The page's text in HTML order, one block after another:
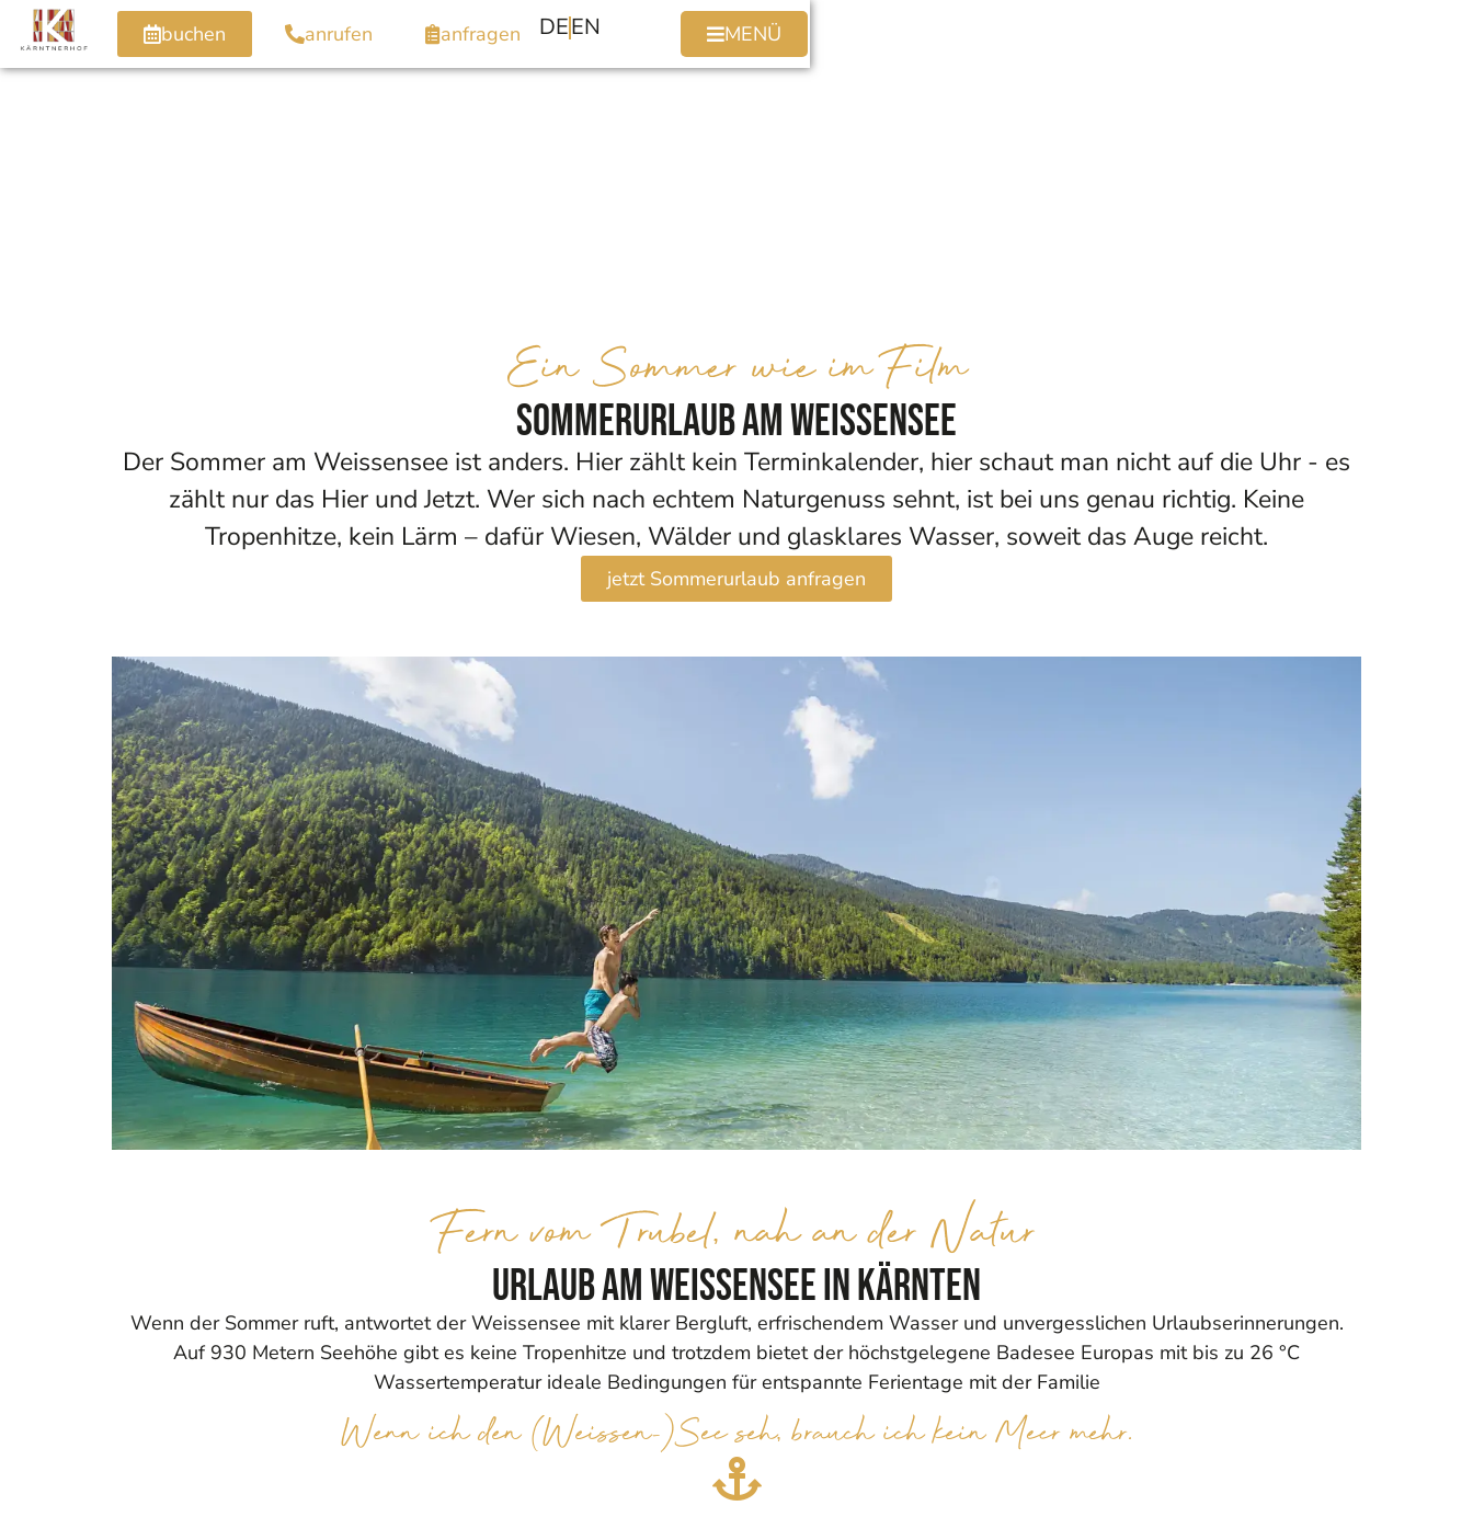
buchen anrufen anfragen DEEN MENÜ
Ein Sommer wie im Film
Sommerurlaub am Weissensee
Der Sommer am Weissensee ist anders. Hier zählt kein Terminkalender, hier schaut man nicht auf die Uhr - es
zählt nur das Hier und Jetzt. Wer sich nach echtem Naturgenuss sehnt, ist bei uns genau richtig. Keine
Tropenhitze, kein Lärm – dafür Wiesen, Wälder und glasklares Wasser, soweit das Auge reicht.
jetzt Sommerurlaub anfragen
Fern vom Trubel, nah an der Natur
Urlaub am Weissensee in Kärnten
Wenn der Sommer ruft, antwortet der Weissensee mit klarer Bergluft, erfrischendem Wasser und unvergesslichen Urlaubserinnerungen.
Auf 930 Metern Seehöhe gibt es keine Tropenhitze und trotzdem bietet der höchstgelegene Badesee Europas mit bis zu 26 °C
Wassertemperatur ideale Bedingungen für entspannte Ferientage mit der Familie
Wenn ich den (Weissen-)See seh, brauch ich kein Meer mehr.